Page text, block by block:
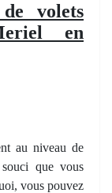
volets
en
au niveau de
que vous
vous pouvez